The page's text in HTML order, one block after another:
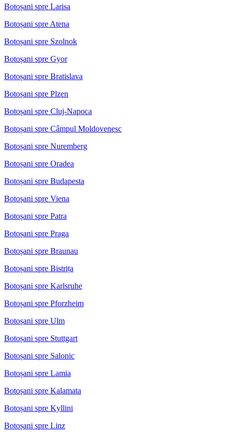
Botoșani spre Larisa
Botoșani spre Atena
Botoșani spre Szolnok
Botoșani spre Gyor
Botoșani spre Bratislava
Botoșani spre Plzen
Botoșani spre Cluj-Napoca
Botoșani spre Câmpul Moldovenesc
Botoșani spre Nuremberg
Botoșani spre Oradea
Botoșani spre Budapesta
Botoșani spre Viena
Botoșani spre Patra
Botoșani spre Praga
Botoșani spre Braunau
Botoșani spre Bistrița
Botoșani spre Karlsruhe
Botoșani spre Pforzheim
Botoșani spre Ulm
Botoșani spre Stuttgart
Botoșani spre Salonic
Botoșani spre Lamia
Botoșani spre Kalamata
Botoșani spre Kyllini
Botoșani spre Linz